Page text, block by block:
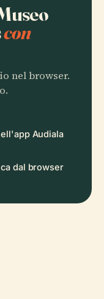
con
nel browser.
Audiala
dal browser